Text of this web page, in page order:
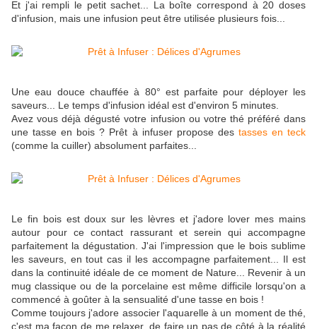
Et j'ai rempli le petit sachet... La boîte correspond à 20 doses
d'infusion, mais une infusion peut être utilisée plusieurs fois...
Une eau douce chauffée à 80° est parfaite pour déployer les
saveurs... Le temps d'infusion idéal est d'environ 5 minutes.
Avez vous déjà dégusté votre infusion ou votre thé préféré dans
une tasse en bois ? Prêt à infuser propose des tasses en teck
(comme la cuiller) absolument parfaites...
Le fin bois est doux sur les lèvres et j'adore lover mes mains
autour pour ce contact rassurant et serein qui accompagne
parfaitement la dégustation. J'ai l'impression que le bois sublime
les saveurs, en tout cas il les accompagne parfaitement... Il est
dans la continuité idéale de ce moment de Nature... Revenir à un
mug classique ou de la porcelaine est même difficile lorsqu'on a
commencé à goûter à la sensualité d'une tasse en bois !
Comme toujours j'adore associer l'aquarelle à un moment de thé,
c'est ma façon de me relaxer, de faire un pas de côté à la réalité